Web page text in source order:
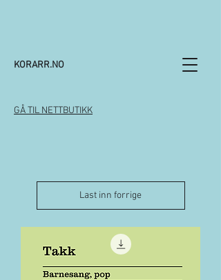
KORARR.NO
GÅ TIL NETTBUTIKK
Last inn forrige